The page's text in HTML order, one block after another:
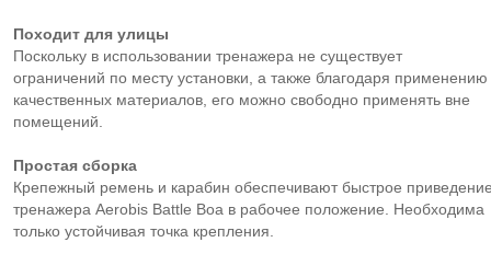
Походит для улицы
Поскольку в использовании тренажера не существует
ограничений по месту установки, а также благодаря применению
качественных материалов, его можно свободно применять вне
помещений.
Простая сборка
Крепежный ремень и карабин обеспечивают быстрое
тренажера Aerobis Battle Boa в рабочее положение. Необходима
только устойчивая точка крепления.